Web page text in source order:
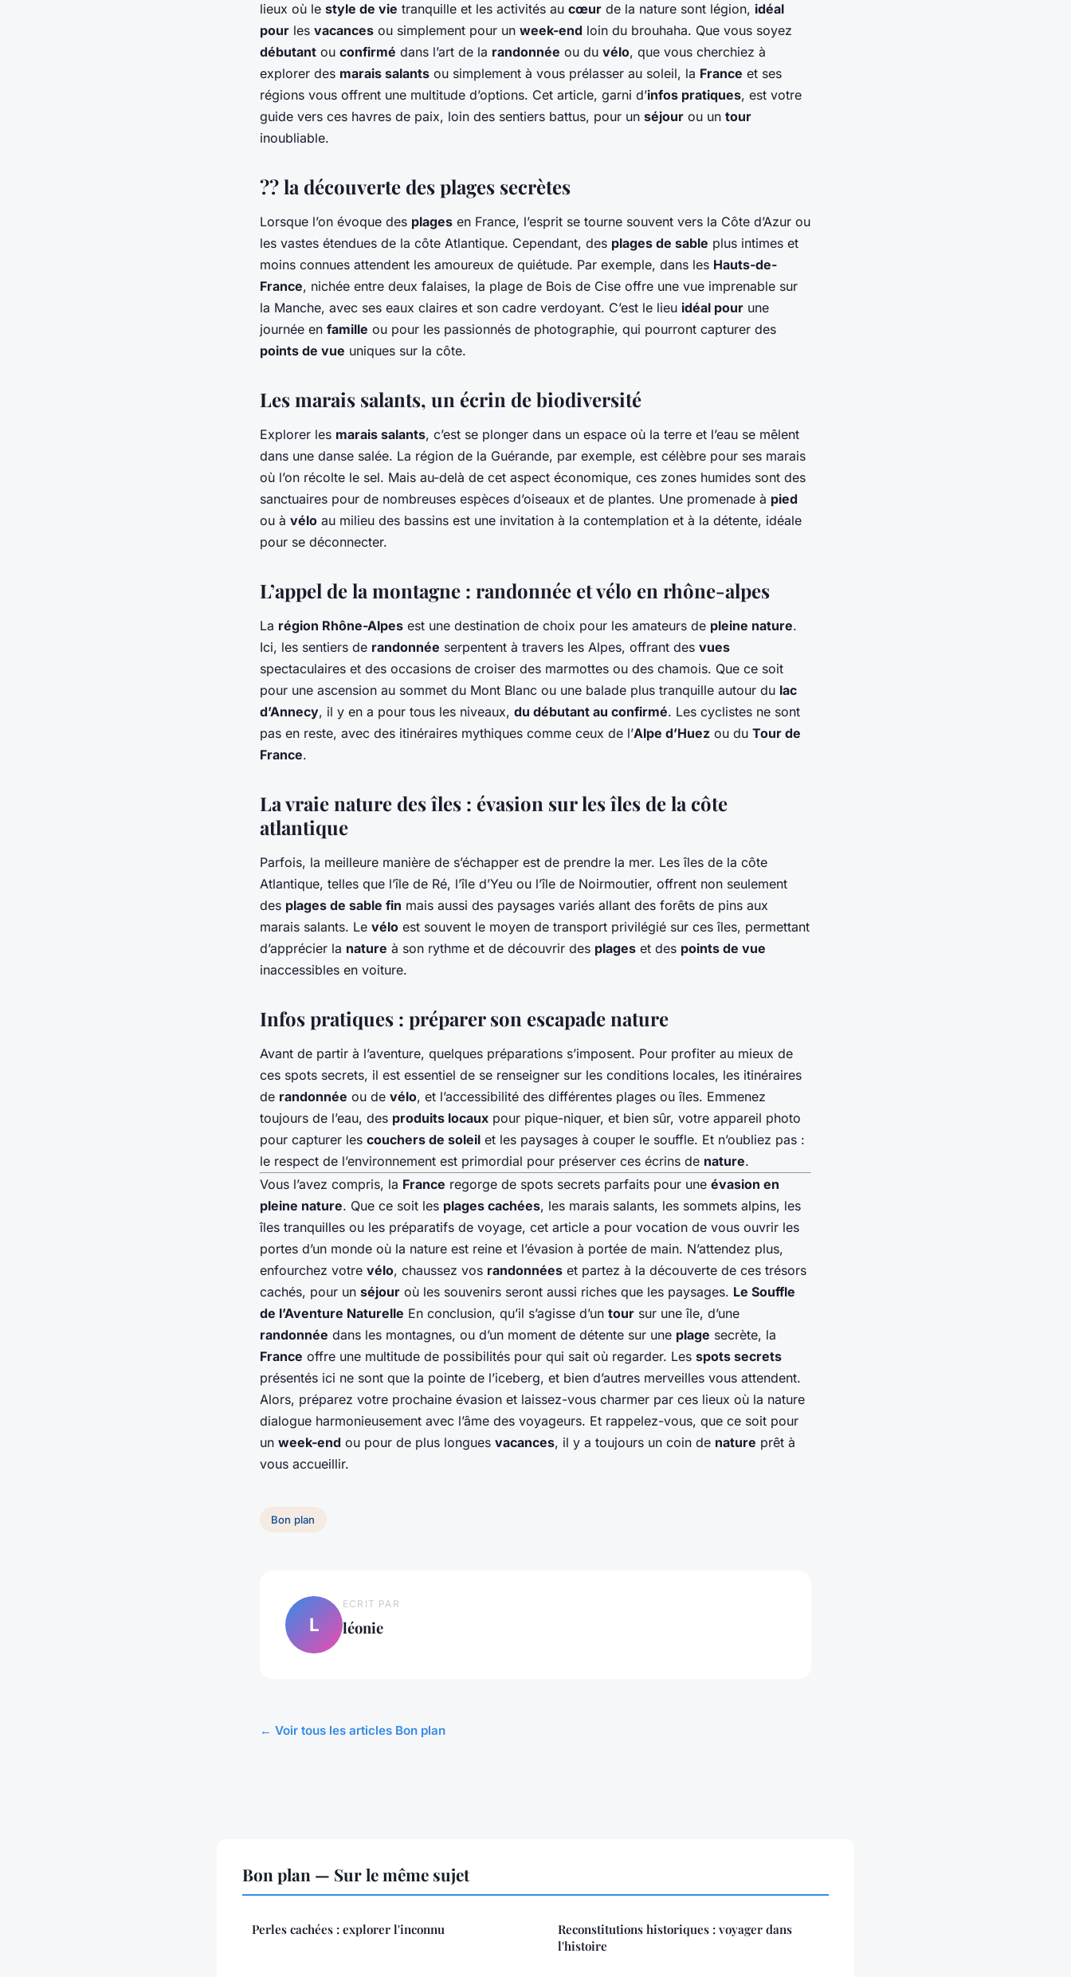
lieux où le style de vie tranquille et les activités au cœur de la nature sont légion, idéal
pour les vacances ou simplement pour un week-end loin du brouhaha. Que vous soyez
débutant ou confirmé dans l’art de la randonnée ou du vélo, que vous cherchiez à
explorer des marais salants ou simplement à vous prélasser au soleil, la France et ses
régions vous offrent une multitude d’options. Cet article, garni d’infos pratiques, est votre
guide vers ces havres de paix, loin des sentiers battus, pour un séjour ou un tour
inoubliable.
?? la découverte des plages secrètes
Lorsque l’on évoque des plages en France, l’esprit se tourne souvent vers la Côte d’Azur ou
les vastes étendues de la côte Atlantique. Cependant, des plages de sable plus intimes et
moins connues attendent les amoureux de quiétude. Par exemple, dans les Hauts-de-
France, nichée entre deux falaises, la plage de Bois de Cise offre une vue imprenable sur
la Manche, avec ses eaux claires et son cadre verdoyant. C’est le lieu idéal pour une
journée en famille ou pour les passionnés de photographie, qui pourront capturer des
points de vue uniques sur la côte.
Les marais salants, un écrin de biodiversité
Explorer les marais salants, c’est se plonger dans un espace où la terre et l’eau se mêlent
dans une danse salée. La région de la Guérande, par exemple, est célèbre pour ses marais
où l’on récolte le sel. Mais au-delà de cet aspect économique, ces zones humides sont des
sanctuaires pour de nombreuses espèces d’oiseaux et de plantes. Une promenade à pied
ou à vélo au milieu des bassins est une invitation à la contemplation et à la détente, idéale
pour se déconnecter.
L’appel de la montagne : randonnée et vélo en rhône-alpes
La région Rhône-Alpes est une destination de choix pour les amateurs de pleine nature.
Ici, les sentiers de randonnée serpentent à travers les Alpes, offrant des vues
spectaculaires et des occasions de croiser des marmottes ou des chamois. Que ce soit
pour une ascension au sommet du Mont Blanc ou une balade plus tranquille autour du lac
d’Annecy, il y en a pour tous les niveaux, du débutant au confirmé. Les cyclistes ne sont
pas en reste, avec des itinéraires mythiques comme ceux de l’Alpe d’Huez ou du Tour de
France.
La vraie nature des îles : évasion sur les îles de la côte
atlantique
Parfois, la meilleure manière de s’échapper est de prendre la mer. Les îles de la côte
Atlantique, telles que l’île de Ré, l’île d’Yeu ou l’île de Noirmoutier, offrent non seulement
des plages de sable fin mais aussi des paysages variés allant des forêts de pins aux
marais salants. Le vélo est souvent le moyen de transport privilégié sur ces îles, permettant
d’apprécier la nature à son rythme et de découvrir des plages et des points de vue
inaccessibles en voiture.
Infos pratiques : préparer son escapade nature
Avant de partir à l’aventure, quelques préparations s’imposent. Pour profiter au mieux de
ces spots secrets, il est essentiel de se renseigner sur les conditions locales, les itinéraires
de randonnée ou de vélo, et l’accessibilité des différentes plages ou îles. Emmenez
toujours de l’eau, des produits locaux pour pique-niquer, et bien sûr, votre appareil photo
pour capturer les couchers de soleil et les paysages à couper le souffle. Et n’oubliez pas :
le respect de l’environnement est primordial pour préserver ces écrins de nature.
Vous l’avez compris, la France regorge de spots secrets parfaits pour une évasion en
pleine nature. Que ce soit les plages cachées, les marais salants, les sommets alpins, les
îles tranquilles ou les préparatifs de voyage, cet article a pour vocation de vous ouvrir les
portes d’un monde où la nature est reine et l’évasion à portée de main. N’attendez plus,
enfourchez votre vélo, chaussez vos randonnées et partez à la découverte de ces trésors
cachés, pour un séjour où les souvenirs seront aussi riches que les paysages. Le Souffle
de l’Aventure Naturelle En conclusion, qu’il s’agisse d’un tour sur une île, d’une
randonnée dans les montagnes, ou d’un moment de détente sur une plage secrète, la
France offre une multitude de possibilités pour qui sait où regarder. Les spots secrets
présentés ici ne sont que la pointe de l’iceberg, et bien d’autres merveilles vous attendent.
Alors, préparez votre prochaine évasion et laissez-vous charmer par ces lieux où la nature
dialogue harmonieusement avec l’âme des voyageurs. Et rappelez-vous, que ce soit pour
un week-end ou pour de plus longues vacances, il y a toujours un coin de nature prêt à
vous accueillir.
Bon plan
L
ECRIT PAR
léonie
← Voir tous les articles Bon plan
Bon plan — Sur le même sujet
Perles cachées : explorer l'inconnu
Reconstitutions historiques : voyager dans
l'histoire